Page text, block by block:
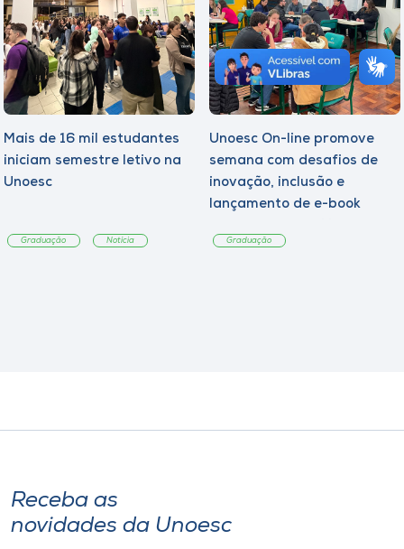
Mais de 16 mil estudantes
iniciam semestre letivo na
Unoesc
Graduação Notícia
Unoesc On-line promove
semana com desafios de
inovação, inclusão e
lançamento de e-book
Graduação
Receba as
novidades da Unoesc